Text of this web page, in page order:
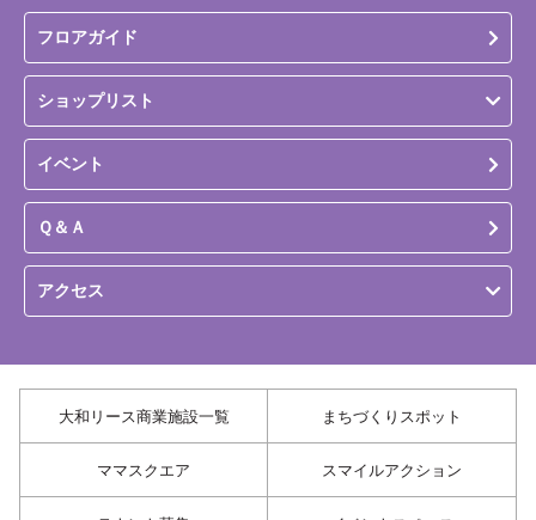
フロアガイド
ショップリスト
イベント
Ｑ＆Ａ
アクセス
大和リース商業施設一覧 まちづくりスポット
ママスクエア スマイルアクション